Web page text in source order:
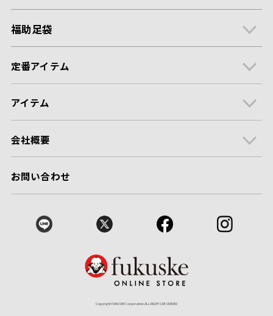
福助足袋
定番アイテム
アイテム
会社概要
お問い合わせ
Copyright FUKUSKE Corporation ALL RIGHTS RESERVED